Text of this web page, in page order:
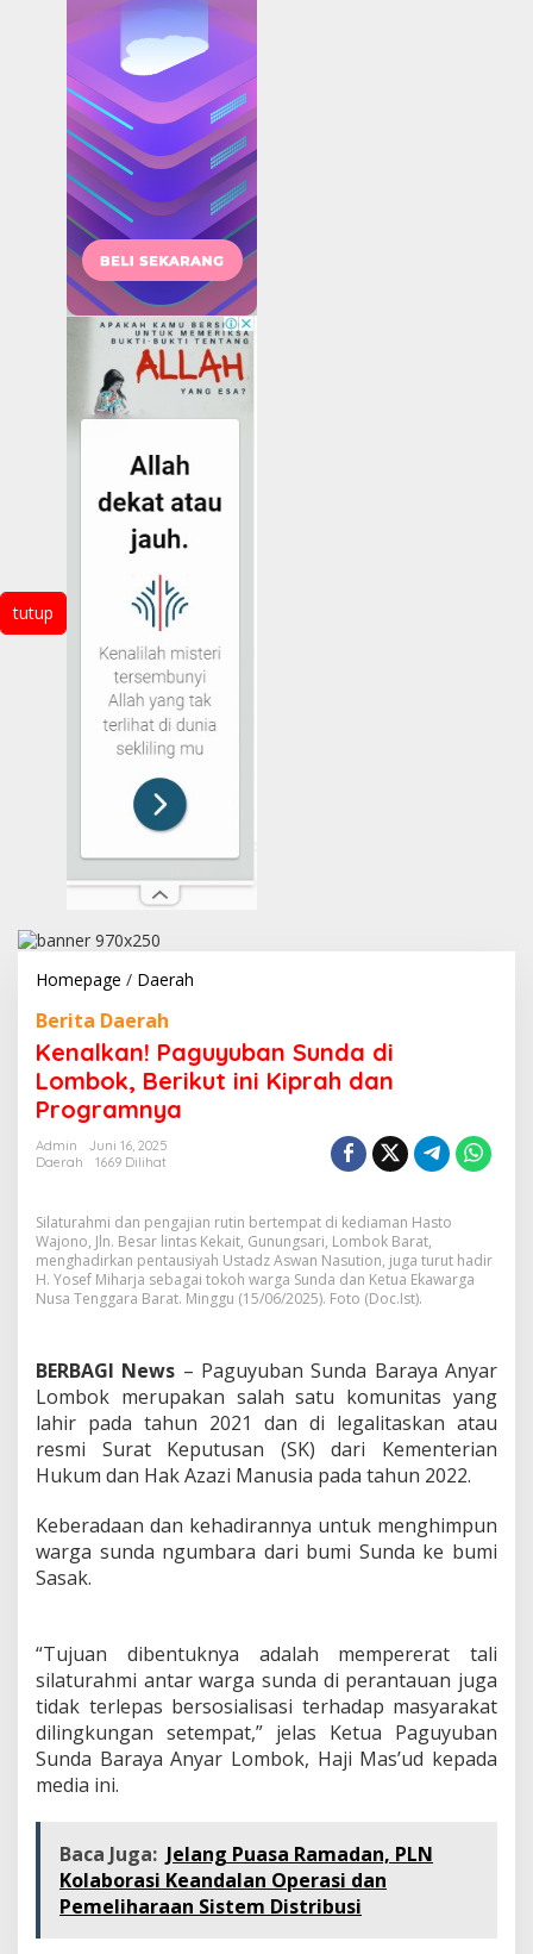
tutup
Homepage / Daerah
Lombok,
Berikut
Berita Daerah
Kenalkan! Paguyuban Sunda di
Lombok, Berikut ini Kiprah dan
Programnya
Admin
Juni 16, 2025
Daerah
1669 Dilihat
Silaturahmi dan pengajian rutin bertempat di kediaman Hasto
Wajono, Jln. Besar lintas Kekait, Gunungsari, Lombok Barat,
menghadirkan pentausiyah Ustadz Aswan Nasution, juga turut hadir
H. Yosef Miharja sebagai tokoh warga Sunda dan Ketua Ekawarga
Nusa Tenggara Barat. Minggu (15/06/2025). Foto (Doc.Ist).
BERBAGI News – Paguyuban Sunda Baraya Anyar
Lombok merupakan salah satu komunitas yang
lahir pada tahun 2021 dan di legalitaskan atau
resmi Surat Keputusan (SK) dari Kementerian
Hukum dan Hak Azazi Manusia pada tahun 2022.
Keberadaan dan kehadirannya untuk menghimpun
warga sunda ngumbara dari bumi Sunda ke bumi
Sasak.
“Tujuan dibentuknya adalah mempererat tali
silaturahmi antar warga sunda di perantauan juga
tidak terlepas bersosialisasi terhadap masyarakat
dilingkungan setempat,” jelas Ketua Paguyuban
Sunda Baraya Anyar Lombok, Haji Mas’ud kepada
media ini.
Baca Juga: Jelang Puasa Ramadan, PLN
Kolaborasi Keandalan Operasi dan
Pemeliharaan Sistem Distribusi